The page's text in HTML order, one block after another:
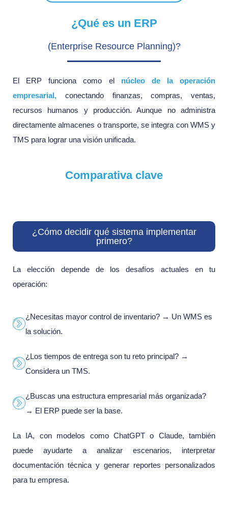
¿Qué es un ERP
(Enterprise Resource Planning)?
El ERP funciona como el núcleo de la operación
empresarial, conectando finanzas, compras, ventas,
recursos humanos y producción. Aunque no administra
directamente almacenes o transporte, se integra con WMS y
TMS para lograr una visión unificada.
Comparativa clave
¿Cómo decidir qué sistema implementar
primero?
La elección depende de los desafíos actuales en tu
operación:
¿Necesitas mayor control de inventario? → Un WMS es
la solución.
¿Los tiempos de entrega son tu reto principal? →
Considera un TMS.
¿Buscas una estructura empresarial más organizada?
→ El ERP puede ser la base.
La IA, con modelos como ChatGPT o Claude, también
puede ayudarte a analizar escenarios, interpretar
documentación técnica y generar reportes personalizados
para tu empresa.